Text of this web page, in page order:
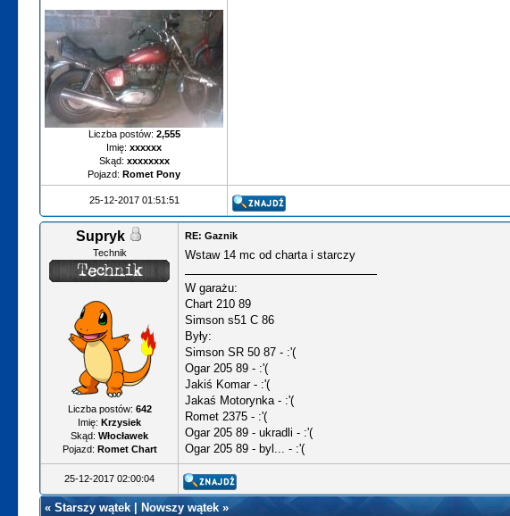
Liczba postów: 2,555
Imię: xxxxxx
Skąd: xxxxxxxx
Pojazd: Romet Pony
25-12-2017 01:51:51
Supryk
Technik
Liczba postów: 642
Imię: Krzysiek
Skąd: Włocławek
Pojazd: Romet Chart
RE: Gaznik
Wstaw 14 mc od charta i starczy
W garażu:
Chart 210 89
Simson s51 C 86
Były:
Simson SR 50 87 - :'(
Ogar 205 89 - :'(
Jakiś Komar - :'(
Jakaś Motorynka - :'(
Romet 2375 - :'(
Ogar 205 89 - ukradli - :'(
Ogar 205 89 - byl... - :'(
25-12-2017 02:00:04
«Starszy wątek Nowszy wątek»